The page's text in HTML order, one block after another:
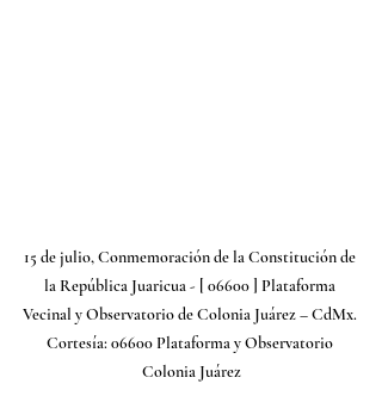
15 de julio, Conmemoración de la Constitución de
la República Juaricua - [ 06600 ] Plataforma
Vecinal y Observatorio de Colonia Juárez – CdMx.
Cortesía: 06600 Plataforma y Observatorio
Colonia Juárez